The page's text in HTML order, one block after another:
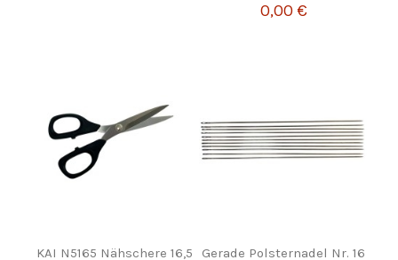
0,00 €
KAI N5165 Nähschere 16,5
Gerade Polsternadel Nr. 16